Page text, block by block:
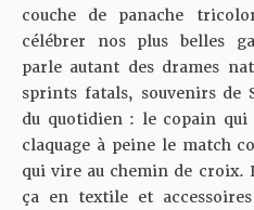
couche de panache
célébrer nos plus belles
parle autant des drames
sprints fatals, souvenirs de
du quotidien : le copain
claquage à peine le match
qui vire au chemin de croix.
ça en textile et